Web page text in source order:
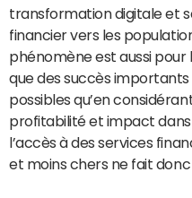
transformation digitale et
financier vers les
phénomène est aussi pour
que des succès
possibles qu’en
profitabilité et impact dans
l’accès à des services
et moins chers ne fait